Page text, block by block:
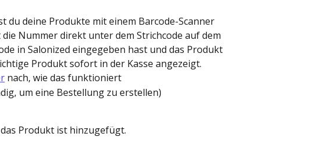
du deine Produkte mit einem Barcode-Scanner
die Nummer direkt unter dem Strichcode auf dem
in Salonized eingegeben hast und das Produkt
Produkt sofort in der Kasse angezeigt.
nach, wie das funktioniert
um eine Bestellung zu erstellen)
Produkt ist hinzugefügt.